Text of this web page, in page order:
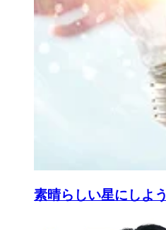
素晴らしい星にしよう